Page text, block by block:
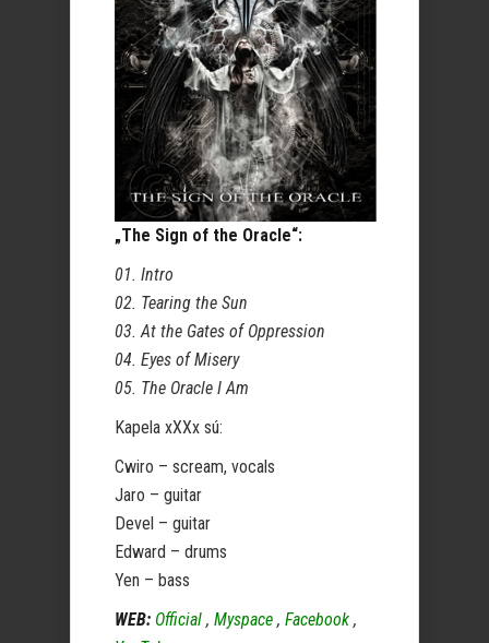
„The Sign of the Oracle“:
01. Intro
02. Tearing the Sun
03. At the Gates of Oppression
04. Eyes of Misery
05. The Oracle I Am
Kapela xXXx sú:
Cwiro – scream, vocals
Jaro – guitar
Devel – guitar
Edward – drums
Yen – bass
WEB: Official , Myspace , Facebook ,